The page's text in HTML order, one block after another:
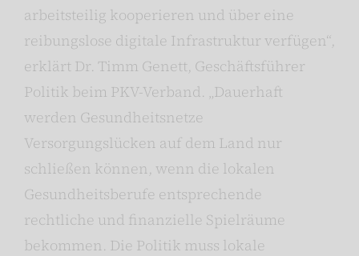
arbeitsteilig kooperieren und über eine
reibungslose digitale Infrastruktur verfügen“,
erklärt Dr. Timm Genett, Geschäftsführer
Politik beim PKV-Verband. „Dauerhaft
werden Gesundheitsnetze
Versorgungslücken auf dem Land nur
schließen können, wenn die lokalen
Gesundheitsberufe entsprechende
rechtliche und finanzielle Spielräume
bekommen. Die Politik muss lokale